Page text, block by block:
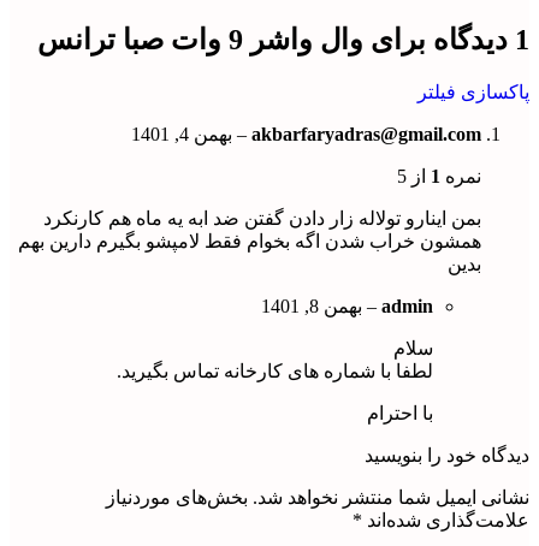
1 دیدگاه برای وال واشر 9 وات صبا ترانس
پاکسازی فیلتر
akbarfaryadras@gmail.com
– بهمن 4, 1401
نمره 1 از 5
بمن اینارو تولاله زار دادن گفتن ضد ابه یه ماه هم کارنکرد
همشون خراب شدن اگه بخوام فقط لامپشو بگیرم دارین بهم
بدین
admin
– بهمن 8, 1401
سلام
لطفا با شماره های کارخانه تماس بگیرید.
با احترام
دیدگاه خود را بنویسید
نشانی ایمیل شما منتشر نخواهد شد. بخش‌های موردنیاز
علامت‌گذاری شده‌اند *